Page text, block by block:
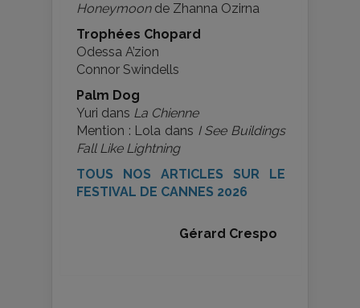
Honeymoonde Zhanna Ozirna
Trophées Chopard
Odessa A’zion
Connor Swindells
Palm Dog
Yuri dans La Chienne
Mention : Lola dans I See Buildings
Fall Like Lightning
TOUS NOS ARTICLES SUR LE
FESTIVAL DE CANNES 2026
Gérard Crespo